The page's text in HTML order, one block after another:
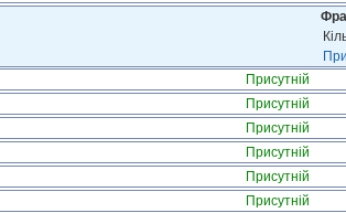
Присутній
Присутній
Присутній
Присутній
Присутній
Присутній